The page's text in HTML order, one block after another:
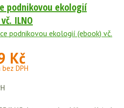
podnikovou ekologií
ILNO
Kč
DPH